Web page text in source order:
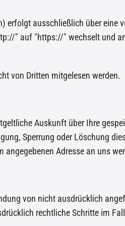
ausschließlich über eine
" auf "https://" wechselt und
von Dritten mitgelesen werden.
Auskunft über Ihre
Sperrung oder Löschung
angegebenen Adresse an uns
von nicht ausdrücklich
rechtliche Schritte im